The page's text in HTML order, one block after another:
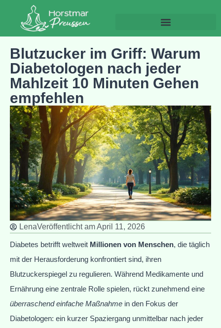
Blutzucker im Griff: Warum
Diabetologen nach jeder
Mahlzeit 10 Minuten Gehen
empfehlen
LenaVeröffentlicht amApril 11, 2026
Diabetes betrifft weltweit Millionen von Menschen, die täglich
mit der Herausforderung konfrontiert sind, ihren
Blutzuckerspiegel zu regulieren. Während Medikamente und
Ernährung eine zentrale Rolle spielen, rückt zunehmend eine
überraschend einfache Maßnahme in den Fokus der
Diabetologen: ein kurzer Spaziergang unmittelbar nach jeder